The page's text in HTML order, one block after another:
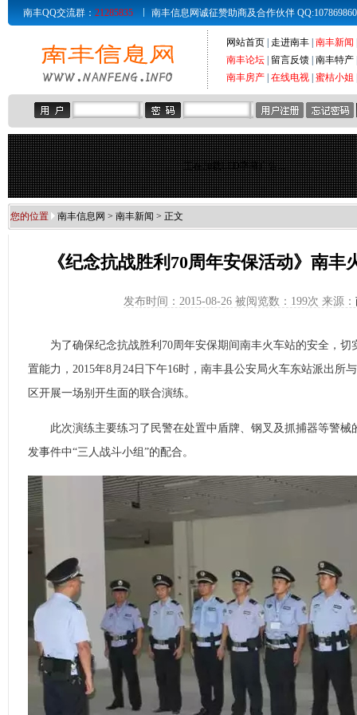
南丰QQ交流群： 21285835 南丰信息网诚征赞助商及合作伙伴
网站首页 走进南丰 南丰新闻
南丰论坛
留言反馈 南丰特产
南丰房产 在线电视 蜜桔小姐
正在加载LED字幕广告...
您的位置 南丰信息网 > 南丰新闻 > 正文
《纪念抗战胜利70周年安保活动》南丰
发布时间：2015-08-26 被阅览数： 199次 来源：
为了确保纪念抗战胜利70周年安保期间南丰火车站的安全，切
置能力，2015年8月24日下午16时，南丰县公安局火车东站派出所
区开展一场别开生面的联合演练。
此次演练主要练习了民警在处置中盾牌、钢叉及抓捕器等警械
发事件中“三人战斗小组”的配合。